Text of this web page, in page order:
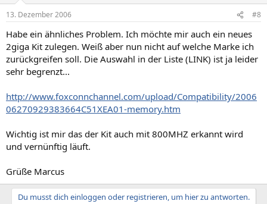
13. Dezember 2006 #8
Habe ein ähnliches Problem. Ich möchte mir auch ein neues
2giga Kit zulegen. Weiß aber nun nicht auf welche Marke ich
zurückgreifen soll. Die Auswahl in der Liste (LINK) ist ja leider
sehr begrenzt...
http://www.foxconnchannel.com/upload/Compatibility/2006
06270929383664C51XEA01-memory.htm
Wichtig ist mir das der Kit auch mit 800MHZ erkannt wird
und vernünftig läuft.
Grüße Marcus
Du musst dich einloggen oder registrieren, um hier zu antworten.